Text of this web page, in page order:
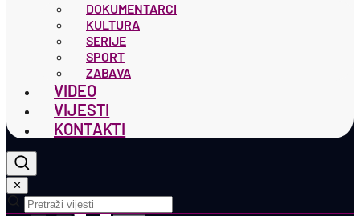
DOKUMENTARCI
KULTURA
SERIJE
SPORT
ZABAVA
VIDEO
VIJESTI
KONTAKTI
✕